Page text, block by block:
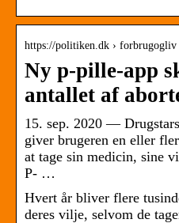
https://politiken.dk › forbrugogliv
Ny p-pille-app
antallet af
15. sep. 2020 —
giver brugeren en eller
at tage sin medicin, sine
P- …
Hvert år bliver flere
deres vilje, selvom de